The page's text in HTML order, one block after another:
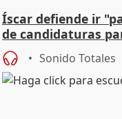
Íscar defiende ir
de candidaturas
Sonido Totales